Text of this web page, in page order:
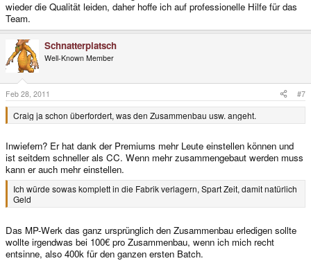
wieder die Qualität leiden, daher hoffe ich auf professionelle Hilfe für das
Team.
Schnatterplatsch
Well-Known Member
Feb 28, 2011 #7
Craig ja schon überfordert, was den Zusammenbau usw. angeht.
Inwiefern? Er hat dank der Premiums mehr Leute einstellen können und
ist seitdem schneller als CC. Wenn mehr zusammengebaut werden muss
kann er auch mehr einstellen.
Ich würde sowas komplett in die Fabrik verlagern, Spart Zeit, damit natürlich
Geld
Das MP-Werk das ganz ursprünglich den Zusammenbau erledigen sollte
wollte irgendwas bei 100€ pro Zusammenbau, wenn ich mich recht
entsinne, also 400k für den ganzen ersten Batch.